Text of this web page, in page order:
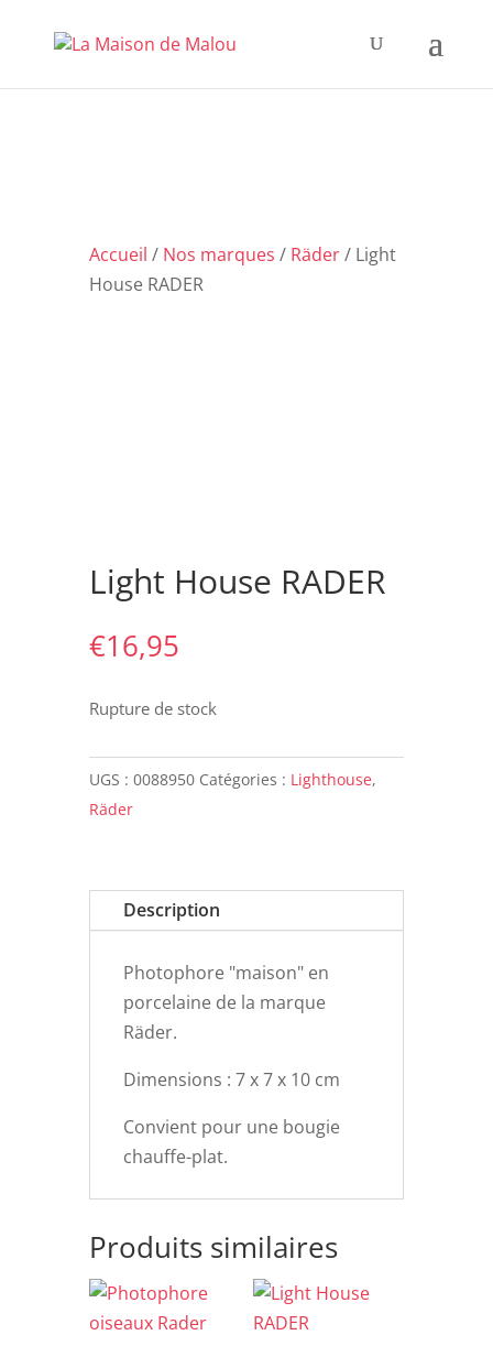
Accueil / Nos marques / Räder/ Light
House RADER
Light House RADER
€16,95
Rupture de stock
UGS : 0088950 Catégories : Lighthouse,
Räder
Description
Photophore "maison" en
porcelaine de la marque
Räder.
Dimensions : 7 x 7 x 10 cm
Convient pour une bougie
chauffe-plat.
Produits similaires